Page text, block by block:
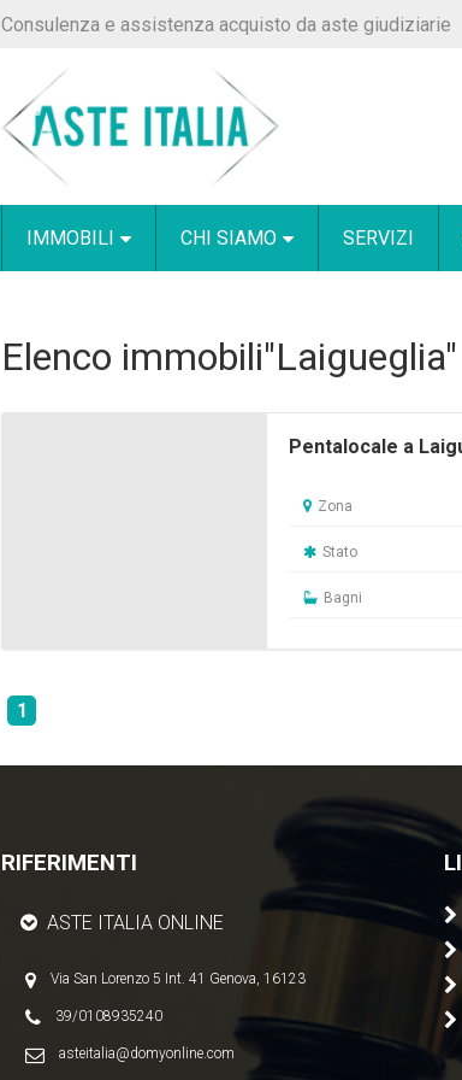
Consulenza e assistenza acquisto da aste giudiziarie
IMMOBILI CHI SIAMO SERVIZI
Elenco immobili"Laigueglia"
Pentalocale a
Zona
Stato
Bagni
1
RIFERIMENTI
ASTE ITALIA ONLINE
Via San Lorenzo 5 Int. 41 Genova, 16123
39/0108935240
asteitalia@domyonline.com